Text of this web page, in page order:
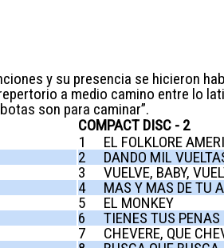
y su presencia se hicieron
a medio camino entre lo
son para caminar”.
COMPACT DISC - 2
1
EL FOLKLORE
2
DANDO MIL
3
VUELVE, BABY,
4
MAS Y MAS DE TU
5
EL MONKEY
6
TIENES TUS PENAS
7
CHEVERE, QUE